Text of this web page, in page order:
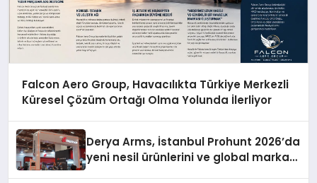
Falcon Aero Group, Havacılıkta Türkiye Merkezli
Küresel Çözüm Ortağı Olma Yolunda İlerliyor
Derya Arms, İstanbul Prohunt 2026’da
yeni nesil ürünlerini ve global marka